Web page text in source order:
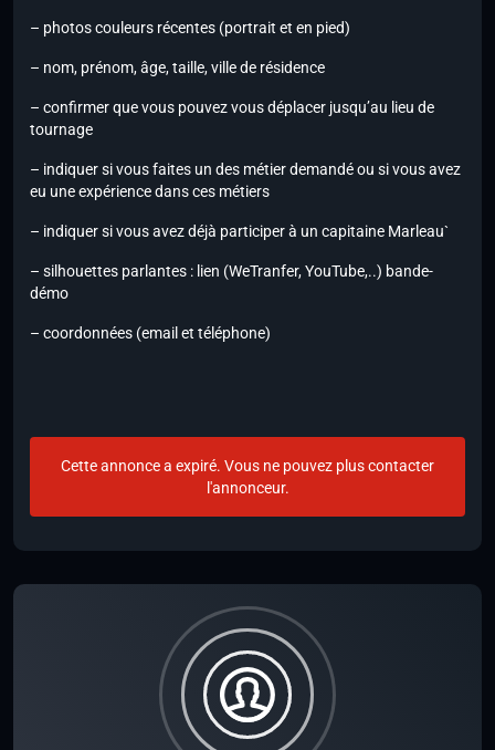
– photos couleurs récentes (portrait et en pied)
– nom, prénom, âge, taille, ville de résidence
– confirmer que vous pouvez vous déplacer jusqu’au lieu de
tournage
– indiquer si vous faites un des métier demandé ou si vous avez
eu une expérience dans ces métiers
– indiquer si vous avez déjà participer à un capitaine Marleau`
– silhouettes parlantes : lien (WeTranfer, YouTube,..) bande-
démo
– coordonnées (email et téléphone)
Cette annonce a expiré. Vous ne pouvez plus contacter
l'annonceur.